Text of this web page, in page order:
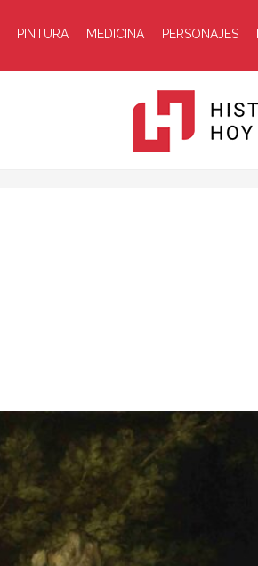
PINTURA MEDICINA PERSONAJES